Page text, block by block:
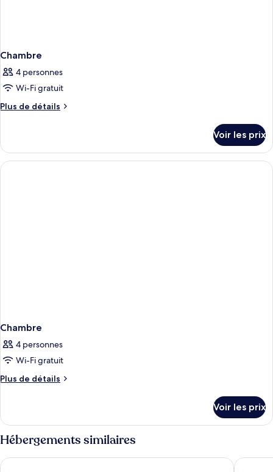
Chambre
4 personnes
Wi-Fi gratuit
Plus de détails
Plus
le
type
de
Voir les prix
Chambre
4 personnes
Wi-Fi gratuit
Plus de détails
Plus
le
type
de
chambre
Chambre
Voir les prix
Hébergements similaires
Holiday Inn Express San Diego South - Chula Vista by IHG
Best